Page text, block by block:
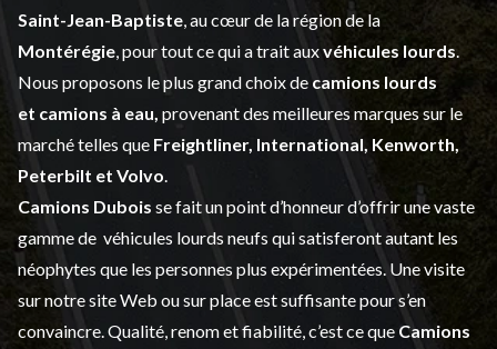
Saint-Jean-Baptiste , au cœur de la région de la
Montérégie , pour tout ce qui a trait auxvéhicules lourds
Nous proposons le plus grand choix de camions lourds
et camions à eau, provenant des meilleures marques sur le
marché telles que Freightliner, International, Kenworth,
Peterbilt et Volvo
Camions Dubois se fait un point d’honneur d’offrir une vaste
gamme de véhicules lourds neufs qui satisferont autant les
néophytes que les personnes plus expérimentées. Une visite
sur notre site Web ou sur place est suffisante pour s’en
convaincre. Qualité, renom et fiabilité, c’est ce que Camions